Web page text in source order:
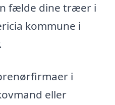
fælde dine træer i
kommune i
i
eller